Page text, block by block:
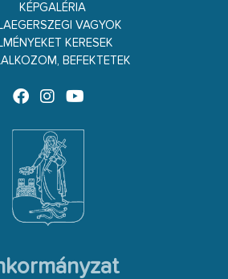
KÉPGALÉRIA
VAGYOK
KERESEK
BEFEKTETEK